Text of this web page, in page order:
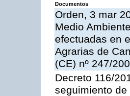
Documentos
Orden, 3 mar
Medio
efectuadas en
Agrarias de
(CE) nº 247/
Decreto 116/
seguimiento